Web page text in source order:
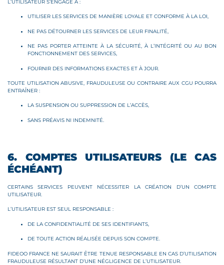
L’UTILISATEUR S’ENGAGE À :
UTILISER LES SERVICES DE MANIÈRE LOYALE ET CONFORME À LA LOI,
NE PAS DÉTOURNER LES SERVICES DE LEUR FINALITÉ,
NE PAS PORTER ATTEINTE À LA SÉCURITÉ, À L’INTÉGRITÉ OU AU BON
FONCTIONNEMENT DES SERVICES,
FOURNIR DES INFORMATIONS EXACTES ET À JOUR.
TOUTE UTILISATION ABUSIVE, FRAUDULEUSE OU CONTRAIRE AUX CGU POURRA
ENTRAÎNER :
LA SUSPENSION OU SUPPRESSION DE L’ACCÈS,
SANS PRÉAVIS NI INDEMNITÉ.
6. COMPTES UTILISATEURS (LE CAS
ÉCHÉANT)
CERTAINS SERVICES PEUVENT NÉCESSITER LA CRÉATION D’UN COMPTE
UTILISATEUR.
L’UTILISATEUR EST SEUL RESPONSABLE :
DE LA CONFIDENTIALITÉ DE SES IDENTIFIANTS,
DE TOUTE ACTION RÉALISÉE DEPUIS SON COMPTE.
FIDEOO FRANCE NE SAURAIT ÊTRE TENUE RESPONSABLE EN CAS D’UTILISATION
FRAUDULEUSE RÉSULTANT D’UNE NÉGLIGENCE DE L’UTILISATEUR.